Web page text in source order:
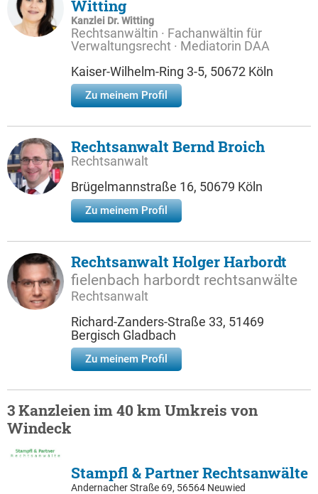
Witting
Kanzlei Dr. Witting
Rechtsanwältin · Fachanwältin für
Verwaltungsrecht · Mediatorin DAA
Kaiser-Wilhelm-Ring 3-5, 50672 Köln
Zu meinem Profil
Rechtsanwalt Bernd Broich
Rechtsanwalt
Brügelmannstraße 16, 50679 Köln
Zu meinem Profil
Rechtsanwalt Holger Harbordt
fielenbach harbordt rechtsanwälte
Rechtsanwalt
Richard-Zanders-Straße 33, 51469
Bergisch Gladbach
Zu meinem Profil
3 Kanzleien im 40 km Umkreis von
Windeck
Stampfl & Partner Rechtsanwälte
Andernacher Straße 69, 56564 Neuwied